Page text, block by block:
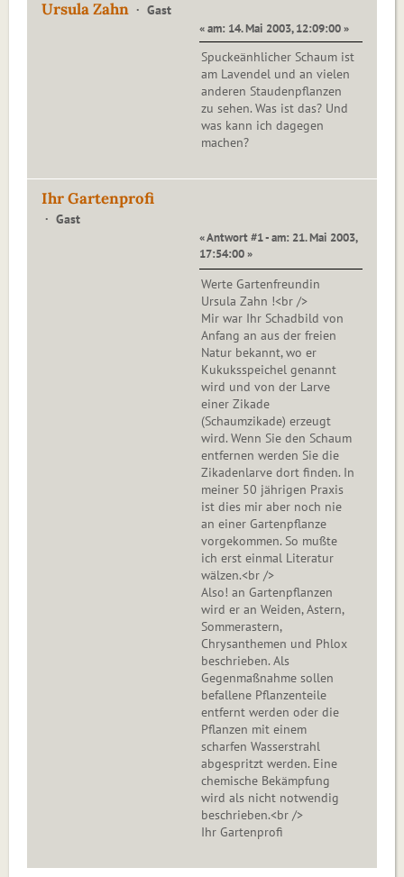
Ursula Zahn Gast
« am: 14. Mai 2003, 12:09:00 »
Spuckeänhlicher Schaum ist
am Lavendel und an vielen
anderen Staudenpflanzen
zu sehen. Was ist das? Und
was kann ich dagegen
machen?
Ihr Gartenprofi
Gast
« Antwort #1 - am: 21. Mai 2003,
17:54:00 »
Werte Gartenfreundin
Ursula Zahn !<br />
Mir war Ihr Schadbild von
Anfang an aus der freien
Natur bekannt, wo er
Kukuksspeichel genannt
wird und von der Larve
einer Zikade
(Schaumzikade) erzeugt
wird. Wenn Sie den Schaum
entfernen werden Sie die
Zikadenlarve dort finden. In
meiner 50 jährigen Praxis
ist dies mir aber noch nie
an einer Gartenpflanze
vorgekommen. So mußte
ich erst einmal Literatur
wälzen.<br />
Also! an Gartenpflanzen
wird er an Weiden, Astern,
Sommerastern,
Chrysanthemen und Phlox
beschrieben. Als
Gegenmaßnahme sollen
befallene Pflanzenteile
entfernt werden oder die
Pflanzen mit einem
scharfen Wasserstrahl
abgespritzt werden. Eine
chemische Bekämpfung
wird als nicht notwendig
beschrieben.<br />
Ihr Gartenprofi